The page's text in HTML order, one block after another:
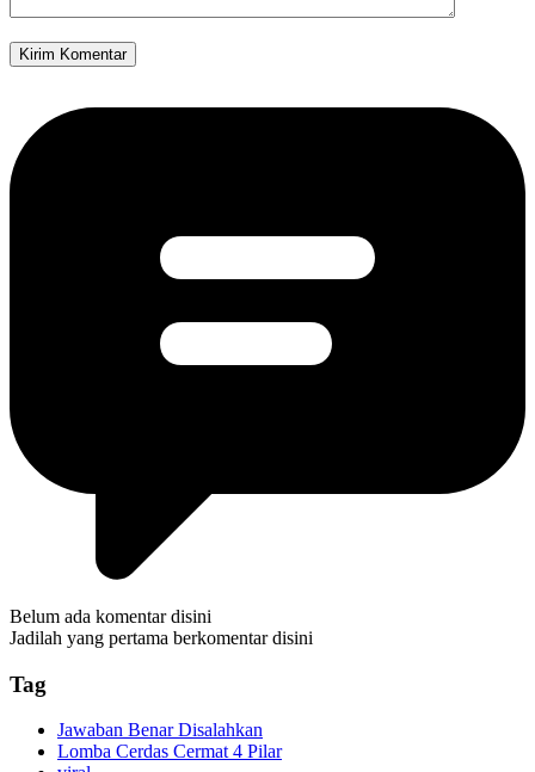
Belum ada komentar disini
Jadilah yang pertama berkomentar disini
Tag
Jawaban Benar Disalahkan
Lomba Cerdas Cermat 4 Pilar